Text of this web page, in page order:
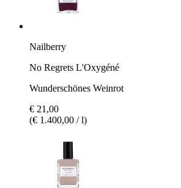
Nailberry
No Regrets L'Oxygéné
Wunderschönes Weinrot
€ 21,00
(€ 1.400,00 / l)